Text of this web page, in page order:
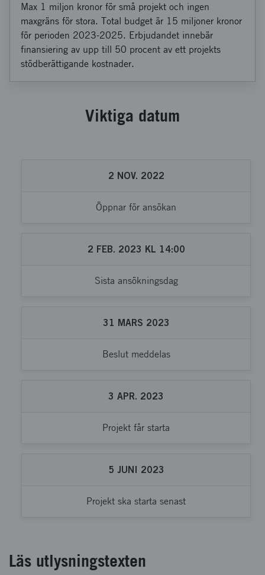
Max 1 miljon kronor för små projekt och ingen
maxgräns för stora. Total budget är 15 miljoner kronor
för perioden 2023-2025. Erbjudandet innebär
finansiering av upp till 50 procent av ett projekts
stödberättigande kostnader.
Viktiga datum
2 NOV. 2022
Öppnar för ansökan
2 FEB. 2023 KL 14:00
Sista ansökningsdag
31 MARS 2023
Beslut meddelas
3 APR. 2023
Projekt får starta
5 JUNI 2023
Projekt ska starta senast
Läs utlysningstexten